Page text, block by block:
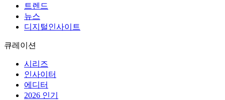
트렌드
뉴스
디지털인사이트
큐레이션
시리즈
인사이터
에디터
2026 인기